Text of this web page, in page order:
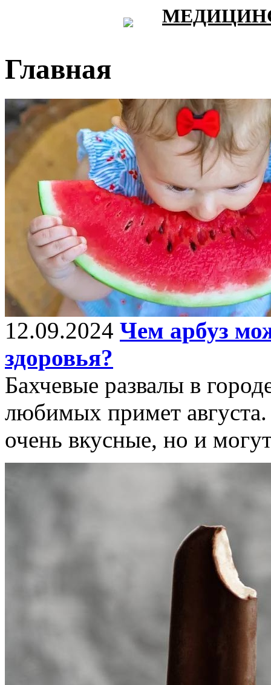
Главная
12.09.2024 Чем арбуз
здоровья?
Бахчевые развалы в
любимых примет
очень вкусные, но и